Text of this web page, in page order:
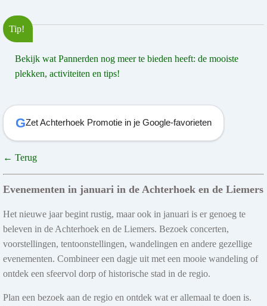
Tip!
Bekijk wat Pannerden nog meer te bieden heeft: de mooiste
plekken, activiteiten en tips!
GZet Achterhoek Promotie in je Google-favorieten
← Terug
Evenementen in januari in de Achterhoek en de Liemers
Het nieuwe jaar begint rustig, maar ook in januari is er genoeg te
beleven in de Achterhoek en de Liemers. Bezoek concerten,
voorstellingen, tentoonstellingen, wandelingen en andere gezellige
evenementen. Combineer een dagje uit met een mooie wandeling of
ontdek een sfeervol dorp of historische stad in de regio.
Plan een bezoek aan de regio en ontdek wat er allemaal te doen is.